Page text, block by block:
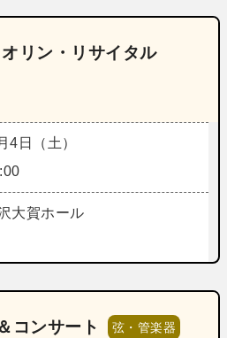
リン・リサイタル
4日（土）
大賀ホール
コンサート 弦・管楽器